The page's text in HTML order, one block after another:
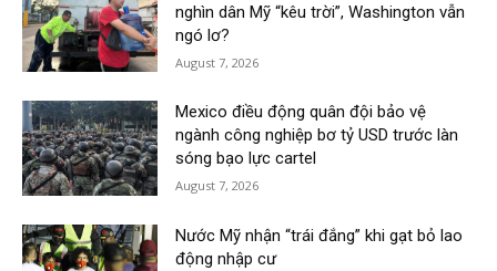
nghìn dân Mỹ “kêu trời”, Washington vẫn
ngó lơ?
August 7, 2026
Mexico điều động quân đội bảo vệ
ngành công nghiệp bơ tỷ USD trước làn
sóng bạo lực cartel
August 7, 2026
Nước Mỹ nhận “trái đắng” khi gạt bỏ lao
động nhập cư